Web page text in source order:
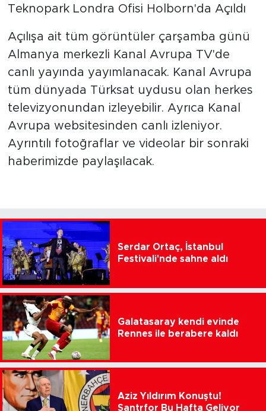
Teknopark Londra Ofisi Holborn'da Açıldı
Açılışa ait tüm görüntüler çarşamba günü
Almanya merkezli Kanal Avrupa TV'de
canlı yayında yayımlanacak. Kanal Avrupa
tüm dünyada Türksat uydusu olan herkes
televizyonundan izleyebilir. Ayrıca Kanal
Avrupa websitesinden canlı izleniyor.
Ayrıntılı fotoğraflar ve videolar bir sonraki
haberimizde paylaşılacak.
Serdar Ortaç, İstanbul
Festivali'nde sahne aldı
Galatasaray kendi evinde
Rennes ile berabere kaldı
Aziz Yıldırım Konuştu!
Santrfor Bu Hafta Geliyor